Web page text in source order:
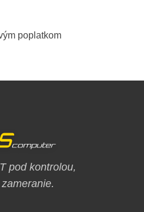
poplatkom
pod kontrolou,